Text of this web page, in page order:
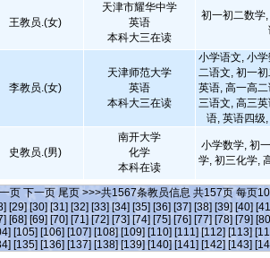
王教员.(女)
天津市耀华中学
英语
本科大三在读
初一初二数学
李教员.(女)
天津师范大学
英语
本科大三在读
小学语文, 小
二语文, 初一
英语, 高一高
三语文, 高三
语, 英语四级
史教员.(男)
南开大学
化学
本科在读
小学数学, 初
学, 初三化学,
页 下一页 尾页 >>>共1567条教员信息 共157页 每页10
[29] [30] [31] [32] [33] [34] [35] [36] [37] [38] [39] [40]
[68] [69] [70] [71] [72] [73] [74] [75] [76] [77] [78] [79]
[105] [106] [107] [108] [109] [110] [111] [112] [113]
[135] [136] [137] [138] [139] [140] [141] [142] [143]